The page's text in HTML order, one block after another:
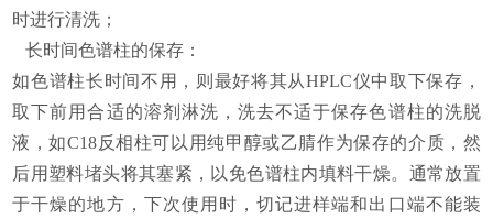
时进行清洗；
长时间色谱柱的保存：
如色谱柱长时间不用，则最好将其从HPLC仪中取下保存，
取下前用合适的溶剂淋洗，洗去不适于保存色谱柱的洗脱
液，如C18反相柱可以用纯甲醇或乙腈作为保存的介质，然
后用塑料堵头将其塞紧，以免色谱柱内填料干燥。通常放置
于干燥的地方，下次使用时，切记进样端和出口端不能装